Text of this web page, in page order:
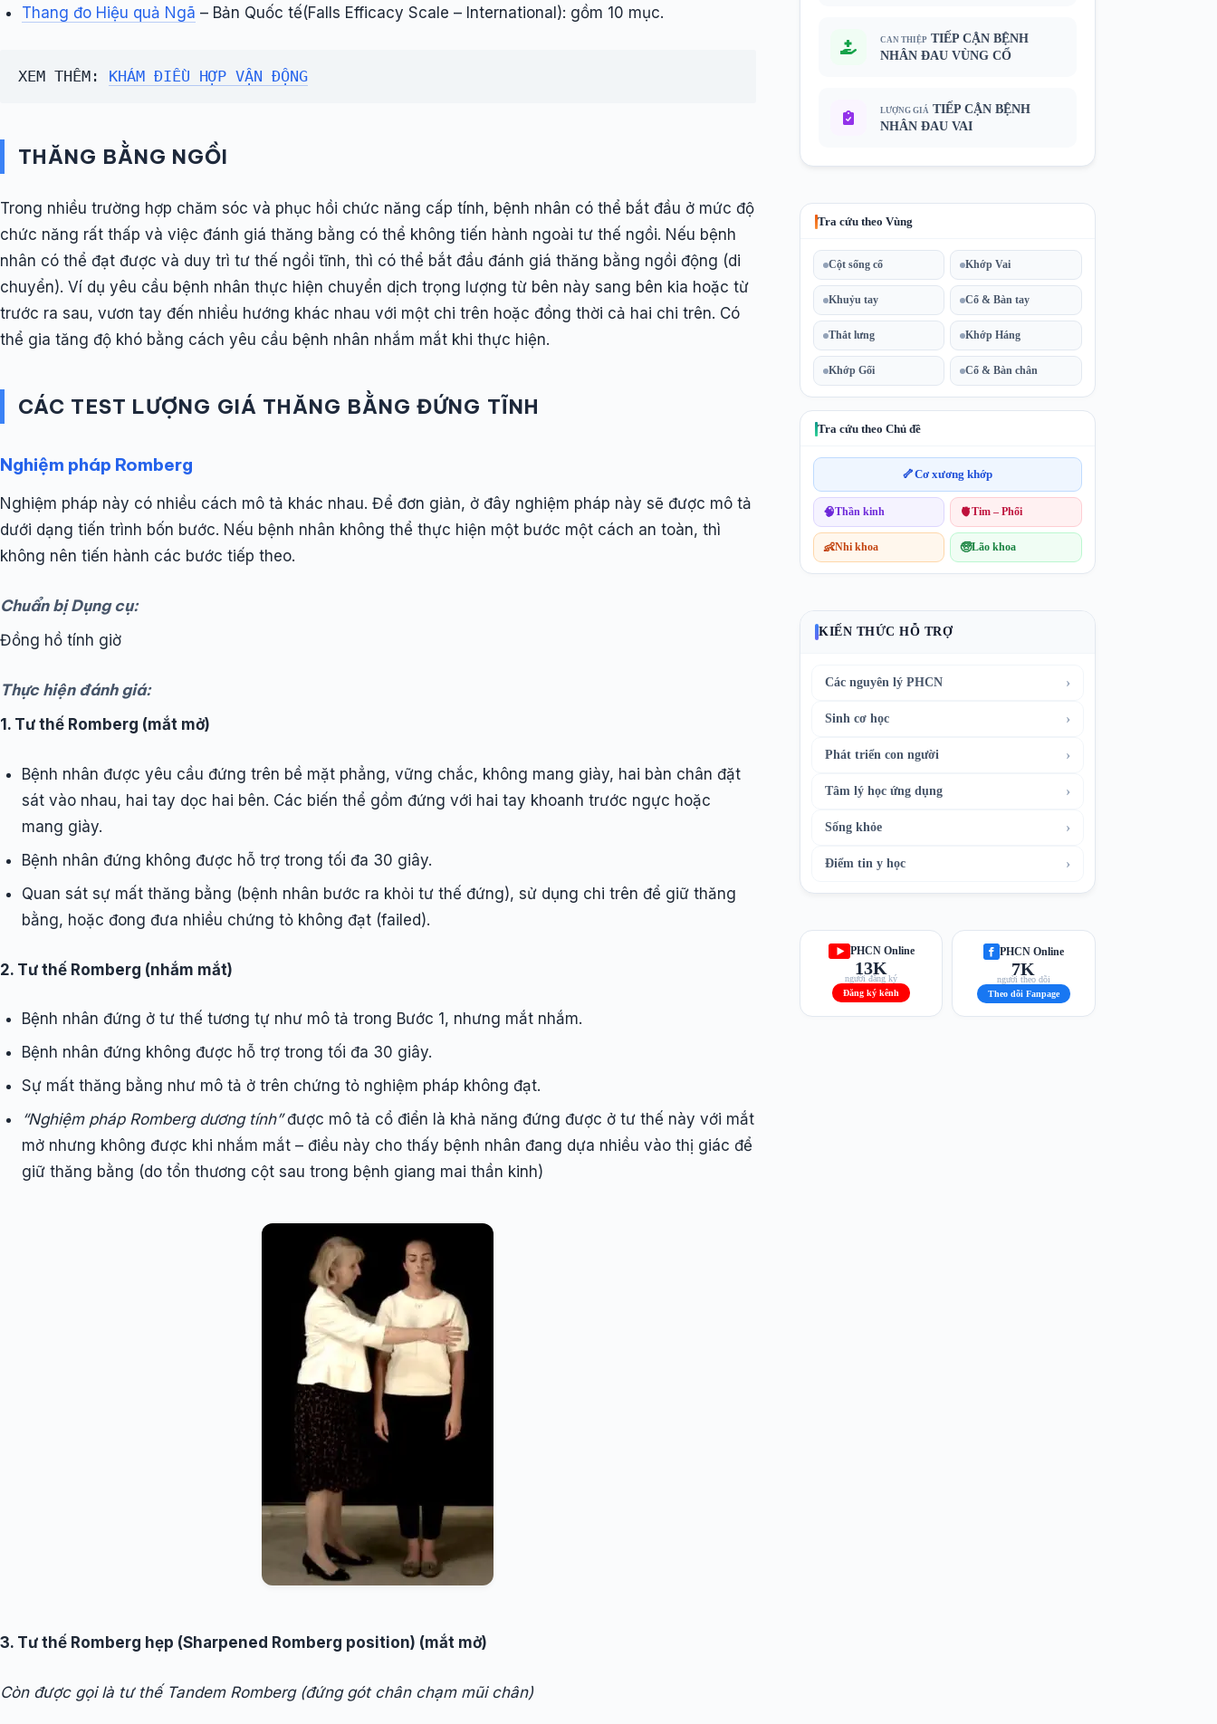
Thang đo Hiệu quả Ngã – Bản Quốc tế(Falls Efficacy Scale – International): gồm 10 mục.
XEM THÊM: KHÁM ĐIỀU HỢP VẬN ĐỘNG
THĂNG BẰNG NGỒI
Trong nhiều trường hợp chăm sóc và phục hồi chức năng cấp tính, bệnh nhân có thể bắt đầu ở mức độ
chức năng rất thấp và việc đánh giá thăng bằng có thể không tiến hành ngoài tư thế ngồi. Nếu bệnh
nhân có thể đạt được và duy trì tư thế ngồi tĩnh, thì có thể bắt đầu đánh giá thăng bằng ngồi động (di
chuyển). Ví dụ yêu cầu bệnh nhân thực hiện chuyển dịch trọng lượng từ bên này sang bên kia hoặc từ
trước ra sau, vươn tay đến nhiều hướng khác nhau với một chi trên hoặc đồng thời cả hai chi trên. Có
thể gia tăng độ khó bằng cách yêu cầu bệnh nhân nhắm mắt khi thực hiện.
CÁC TEST LƯỢNG GIÁ THĂNG BẰNG ĐỨNG TĨNH
Nghiệm pháp Romberg
Nghiệm pháp này có nhiều cách mô tả khác nhau. Để đơn giản, ở đây nghiệm pháp này sẽ được mô tả
dưới dạng tiến trình bốn bước. Nếu bệnh nhân không thể thực hiện một bước một cách an toàn, thì
không nên tiến hành các bước tiếp theo.
Chuẩn bị Dụng cụ:
Đồng hồ tính giờ
Thực hiện đánh giá:
1. Tư thế Romberg (mắt mở)
Bệnh nhân được yêu cầu đứng trên bề mặt phẳng, vững chắc, không mang giày, hai bàn chân đặt
sát vào nhau, hai tay dọc hai bên. Các biến thể gồm đứng với hai tay khoanh trước ngực hoặc
mang giày.
Bệnh nhân đứng không được hỗ trợ trong tối đa 30 giây.
Quan sát sự mất thăng bằng (bệnh nhân bước ra khỏi tư thế đứng), sử dụng chi trên để giữ thăng
bằng, hoặc đong đưa nhiều chứng tỏ không đạt (failed).
2. Tư thế Romberg (nhắm mắt)
Bệnh nhân đứng ở tư thế tương tự như mô tả trong Bước 1, nhưng mắt nhắm.
Bệnh nhân đứng không được hỗ trợ trong tối đa 30 giây.
Sự mất thăng bằng như mô tả ở trên chứng tỏ nghiệm pháp không đạt.
“Nghiệm pháp Romberg dương tính”được mô tả cổ điển là khả năng đứng được ở tư thế này với mắt
mở nhưng không được khi nhắm mắt – điều này cho thấy bệnh nhân đang dựa nhiều vào thị giác để
giữ thăng bằng (do tổn thương cột sau trong bệnh giang mai thần kinh)
3. Tư thế Romberg hẹp (Sharpened Romberg position) (mắt mở)
Còn được gọi là tư thế Tandem Romberg (đứng gót chân chạm mũi chân)
CAN THIỆP TIẾP CẬN BỆNH
NHÂN ĐAU VÙNG CỔ
LƯỢNG GIÁ TIẾP CẬN BỆNH
NHÂN ĐAU VAI
Tra cứu theo Vùng
Cột sống cổ Khớp Vai
Khuỷu tay Cổ & Bàn tay
Thắt lưng Khớp Háng
Khớp Gối Cổ & Bàn chân
Tra cứu theo Chủ đề
🦴Cơ xương khớp
🧠Thần kinh 🫀Tim – Phổi
👶Nhi khoa 🧓Lão khoa
KIẾN THỨC HỖ TRỢ
Các nguyên lý PHCN ›
Sinh cơ học ›
Phát triển con người ›
Tâm lý học ứng dụng ›
Sống khỏe ›
Điểm tin y học ›
PHCN Online
13K
người đăng ký
Đăng ký kênh
PHCN Online
7K
người theo dõi
Theo dõi Fanpage